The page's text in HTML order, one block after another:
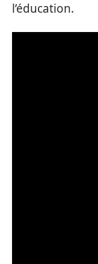
l’éducation.